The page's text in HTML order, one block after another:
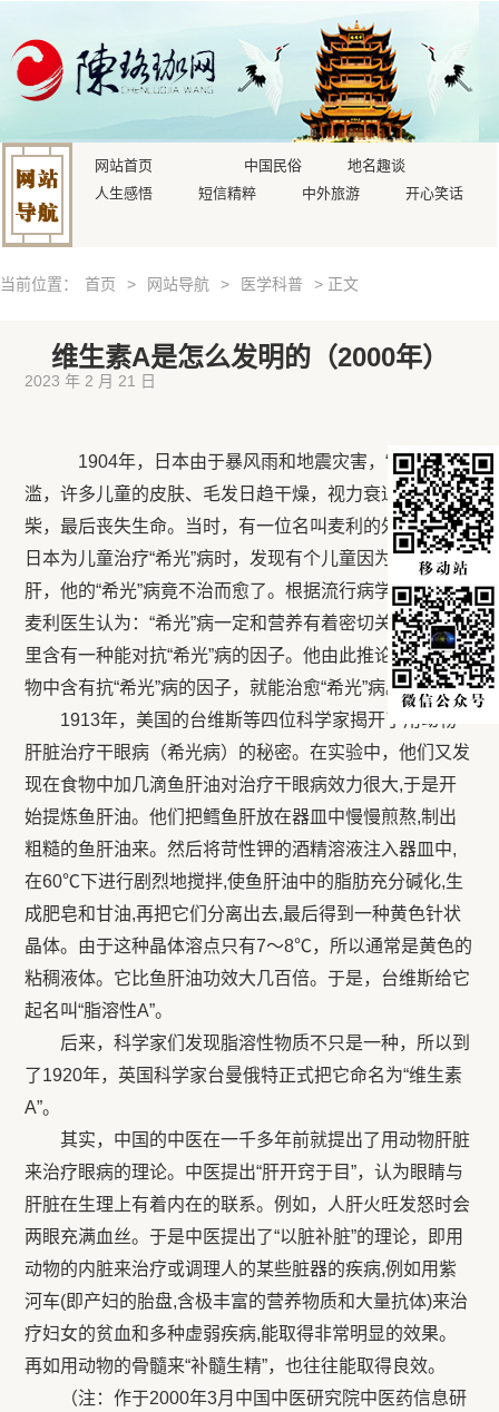
网站首页 中国民俗
地名趣谈
人生感悟
短信精粹 中外旅游 开心笑话
当前位置： 首页 > 网站导航 > 医学科普 > 正文
维生素A是怎么发明的（2000年）
2023 年 2 月 21 日
1904年，日本由于暴风雨和地震灾害，“希光”病泛
滥，许多儿童的皮肤、毛发日趋干燥，视力衰退，体瘦如
柴，最后丧失生命。当时，有一位名叫麦利的外国医生在
日本为儿童治疗“希光”病时，发现有个儿童因为常吃鸡
肝，他的“希光”病竟不治而愈了。根据流行病学的观念，
麦利医生认为：“希光”病一定和营养有着密切关系，鸡肝
里含有一种能对抗“希光”病的因子。他由此推论，只要食
物中含有抗“希光”病的因子，就能治愈“希光”病。
1913年，美国的台维斯等四位科学家揭开了用动物
肝脏治疗干眼病（希光病）的秘密。在实验中，他们又发
现在食物中加几滴鱼肝油对治疗干眼病效力很大,于是开
始提炼鱼肝油。他们把鳕鱼肝放在器皿中慢慢煎熬,制出
粗糙的鱼肝油来。然后将苛性钾的酒精溶液注入器皿中,
在60℃下进行剧烈地搅拌,使鱼肝油中的脂肪充分碱化,生
成肥皂和甘油,再把它们分离出去,最后得到一种黄色针状
晶体。由于这种晶体溶点只有7～8℃，所以通常是黄色的
粘稠液体。它比鱼肝油功效大几百倍。于是，台维斯给它
起名叫“脂溶性A”。
后来，科学家们发现脂溶性物质不只是一种，所以到
了1920年，英国科学家台曼俄特正式把它命名为“维生素
A”。
其实，中国的中医在一千多年前就提出了用动物肝脏
来治疗眼病的理论。中医提出“肝开窍于目”，认为眼睛与
肝脏在生理上有着内在的联系。例如，人肝火旺发怒时会
两眼充满血丝。于是中医提出了“以脏补脏”的理论，即用
动物的内脏来治疗或调理人的某些脏器的疾病,例如用紫
河车(即产妇的胎盘,含极丰富的营养物质和大量抗体)来治
疗妇女的贫血和多种虚弱疾病,能取得非常明显的效果。
再如用动物的骨髓来“补髓生精”，也往往能取得良效。
（注：作于2000年3月中国中医研究院中医药信息研